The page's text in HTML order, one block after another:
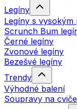
Legíny
Legíny s vysokým
Scrunch Bum
Černé legíny
Zvonové legíny
Bezešvé legíny
Trendy
Výhodné balení
Soupravy na